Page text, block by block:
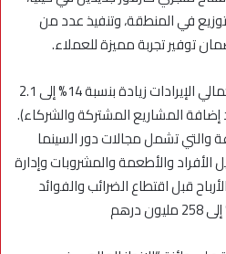
في المنطقة، وتنفيذ عدد من
توفير تجربة مميزة للعملاء.
ماجد الفطيم للمشاريع: شهد إجمالي الإيرادات زيادة بنسبة 14% إلى 2.1
درهم بعد إضافة المشاريع المشتركة والشركاء).
تشمل مجالات دور السينما
الأفراد والأطعمة والمشروبات وإدارة
قبل اقتطاع الضرائب والفوائد